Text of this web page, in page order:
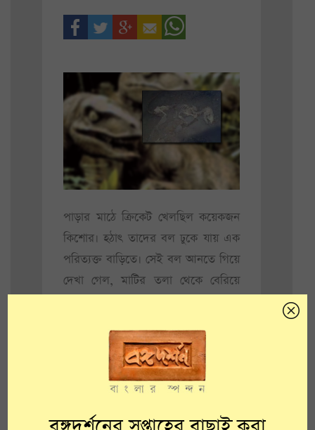
পাড়ার মাঠে ক্রিকেট খেলছিল কয়েকজন
কিশোর। হঠাৎ তাদের বল ঢুকে যায় এক
পরিত্যক্ত বাড়িতে। সেই বল আনতে গিয়ে
দেখা গেল, মাটির তলা থেকে বেরিয়ে
উত্তর ২৪ পরগনার আমডাঙায় উত্তর
বোদাই গ্রামে সেই বাড়িতে একা থাকতেন
এক বৃদ্ধ। বছর চারের আগে তিনি সেখান
থেকে চলে যাওয়ার পর বাড়িটি ফাঁকাই
পড়ে ছিল।